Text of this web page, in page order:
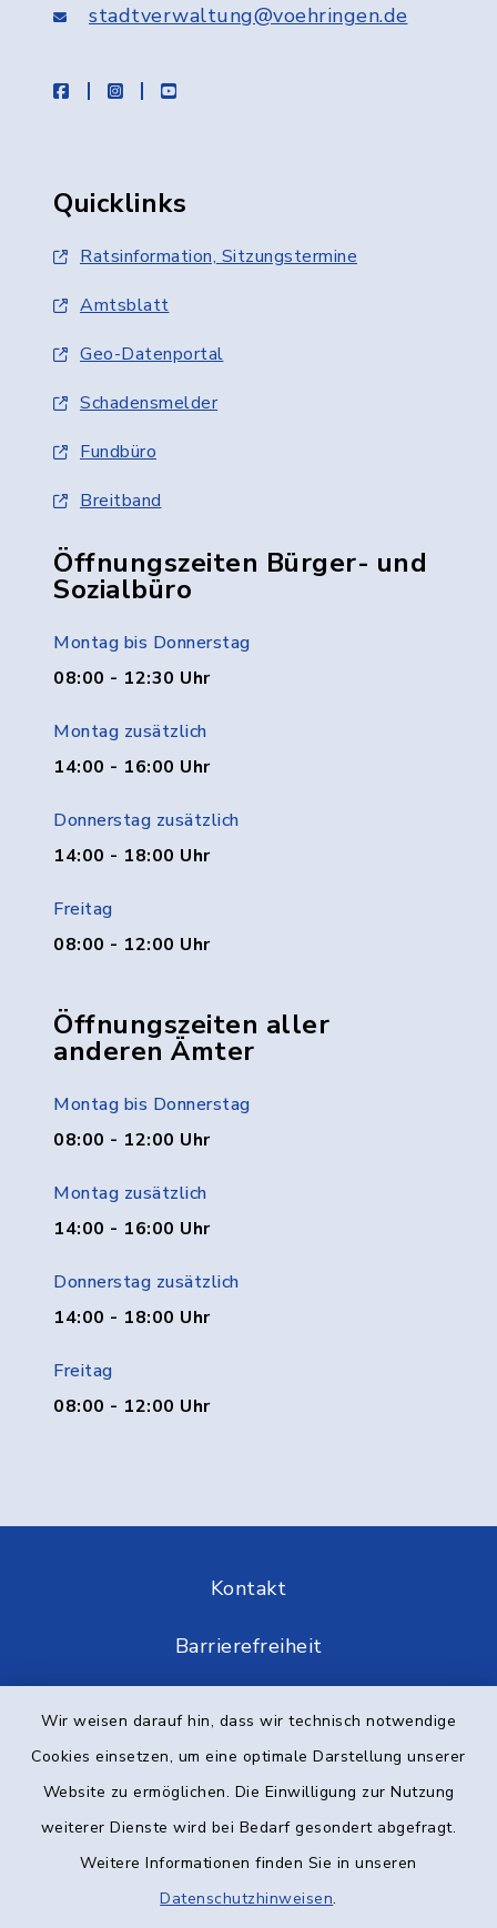
Wir weisen darauf hin, dass wir technisch notwendige
Cookies einsetzen, um eine optimale Darstellung unserer
Website zu ermöglichen. Die Einwilligung zur Nutzung
weiterer Dienste wird bei Bedarf gesondert abgefragt.
Weitere Informationen finden Sie in unseren
Datenschutzhinweisen.
stadtverwaltung@voehringen.de
facebookinstagramyoutube
Quicklinks
Ratsinformation, Sitzungstermine
Amtsblatt
Geo-Datenportal
Schadensmelder
Fundbüro
Breitband
Öffnungszeiten Bürger- und
Sozialbüro
Montag bis Donnerstag
08:00 - 12:30 Uhr
Montag zusätzlich
14:00 - 16:00 Uhr
Donnerstag zusätzlich
14:00 - 18:00 Uhr
Freitag
08:00 - 12:00 Uhr
Öffnungszeiten aller
anderen Ämter
Montag bis Donnerstag
08:00 - 12:00 Uhr
Montag zusätzlich
14:00 - 16:00 Uhr
Donnerstag zusätzlich
14:00 - 18:00 Uhr
Freitag
08:00 - 12:00 Uhr
Kontakt
Barrierefreiheit
Impressum
Elektronische Kommunikation
Sitemap